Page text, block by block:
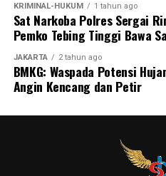
KRIMINAL-HUKUM 1 tahun ago
Sat Narkoba Polres Sergai
Pemko Tebing Tinggi Bawa
JAKARTA 2 tahun ago
BMKG: Waspada Potensi
Angin Kencang dan Petir